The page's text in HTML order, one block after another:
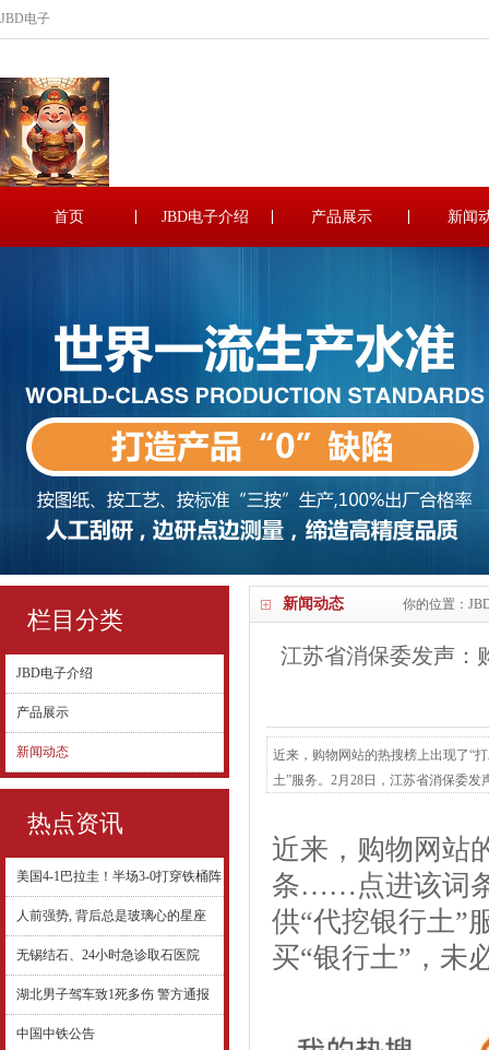
JBD电子
首页 JBD电子介绍 产品展示 新闻
栏目分类
JBD电子介绍
产品展示
新闻动态
热点资讯
美国4-1巴拉圭！半场3-0打穿铁桶阵
人前强势, 背后总是玻璃心的星座
无锡结石、24小时急诊取石医院
湖北男子驾车致1死多伤 警方通报
中国中铁公告
新闻动态 你的位置：
江苏省消保委发声：
近来，购物网站的热搜榜上出现了“
土”服务。2月28日，江苏省消保委发
近来，购物网站
条……点进该词
供“代挖银行土”
买“银行土”，未